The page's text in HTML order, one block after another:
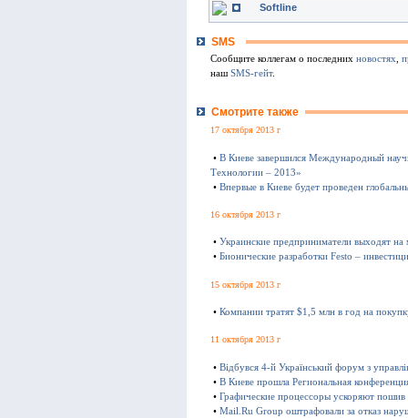
Softline
SMS
Сообщите коллегам о последних новостях
наш SMS-гейт.
Смотрите также
17 октября 2013 г
• В Киеве завершился Международный
Технологии – 2013»
• Впервые в Киеве будет проведен
16 октября 2013 г
• Украинские предприниматели выходят
• Бионические разработки Festo –
15 октября 2013 г
• Компании тратят $1,5 млн в год на
11 октября 2013 г
• Відбувся 4-й Український форум з
• В Киеве прошла Региональная
• Графические процессоры ускоряют
• Mail.Ru Group оштрафовали за отказ